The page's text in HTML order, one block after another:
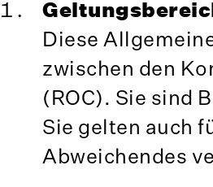
Diese
zwischen den
(ROC). Sie sind
Sie gelten auch
Abweichendes